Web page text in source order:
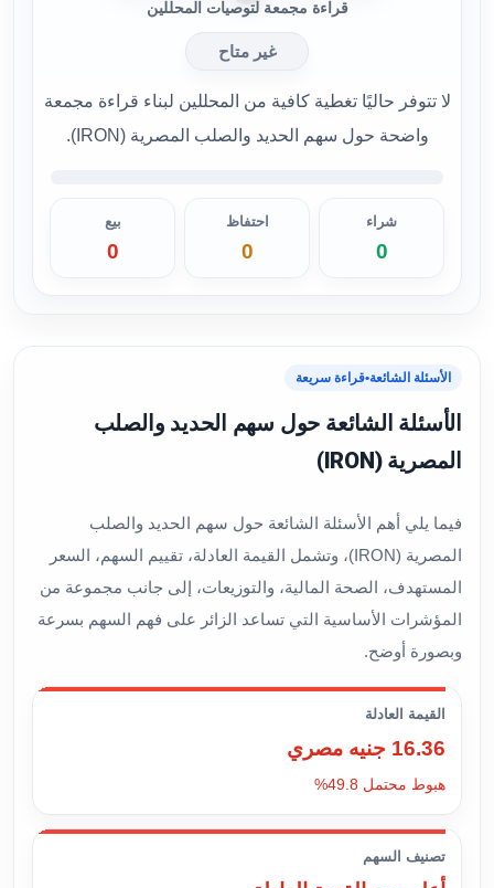
قراءة مجمعة لتوصيات المحللين
غير متاح
لا تتوفر حاليًا تغطية كافية من المحللين لبناء قراءة مجمعة
واضحة حول سهم الحديد والصلب المصرية (IRON).
شراء
0
احتفاظ
0
بيع
0
الأسئلة الشائعة•قراءة سريعة
الأسئلة الشائعة حول سهم الحديد والصلب
المصرية (IRON)
فيما يلي أهم الأسئلة الشائعة حول سهم الحديد والصلب
المصرية (IRON)، وتشمل القيمة العادلة، تقييم السهم، السعر
المستهدف، الصحة المالية، والتوزيعات، إلى جانب مجموعة من
المؤشرات الأساسية التي تساعد الزائر على فهم السهم بسرعة
وبصورة أوضح.
القيمة العادلة
16.36 جنيه مصري
هبوط محتمل 49.8%
تصنيف السهم